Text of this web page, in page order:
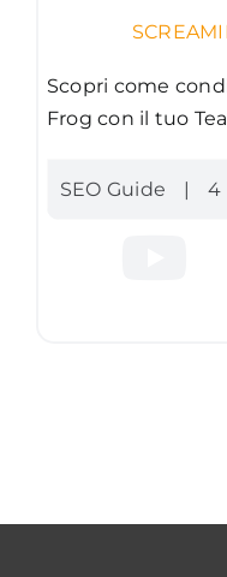
Scopri come
Frog con il tuo
SEO Guide | 4